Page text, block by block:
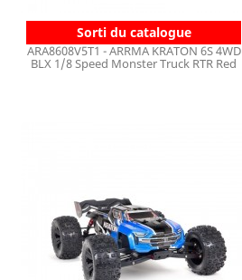
Sorti du catalogue
ARA8608V5T1 - ARRMA KRATON 6S 4WD
BLX 1/8 Speed Monster Truck RTR Red